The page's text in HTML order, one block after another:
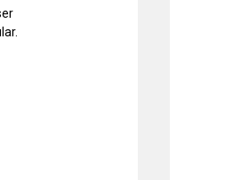
.